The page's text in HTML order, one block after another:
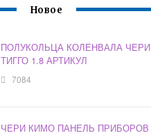
Новое
ПОЛУКОЛЬЦА КОЛЕНВАЛА ЧЕРИ
ТИГГО 1.8 АРТИКУЛ
7084
ЧЕРИ КИМО ПАНЕЛЬ ПРИБОРОВ